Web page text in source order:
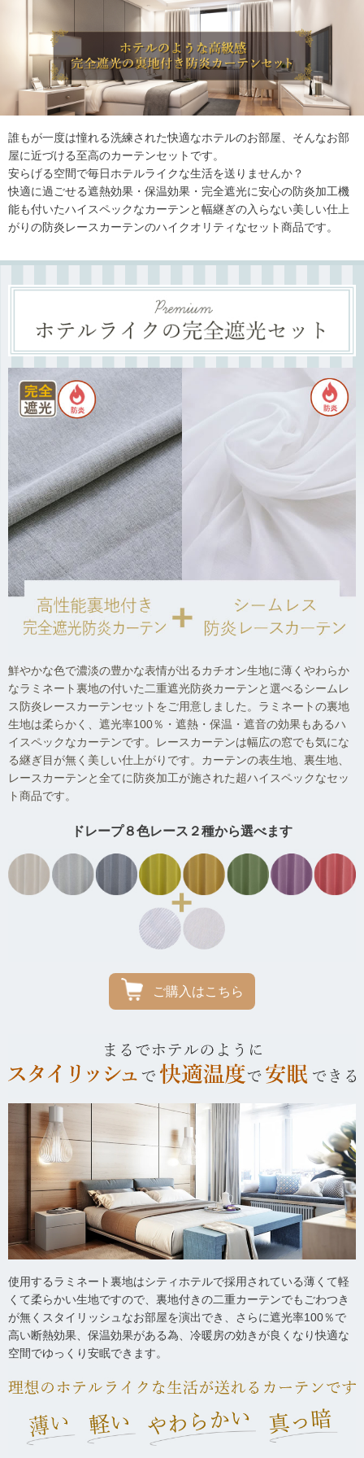
誰もが一度は憧れる洗練された快適なホテルのお部屋、そんなお部
屋に近づける至高のカーテンセットです。
安らげる空間で毎日ホテルライクな生活を送りませんか？
快適に過ごせる遮熱効果・保温効果・完全遮光に安心の防炎加工機
能も付いたハイスペックなカーテンと幅継ぎの入らない美しい仕上
がりの防炎レースカーテンのハイクオリティなセット商品です。
鮮やかな色で濃淡の豊かな表情が出るカチオン生地に薄くやわらか
なラミネート裏地の付いた二重遮光防炎カーテンと選べるシームレ
ス防炎レースカーテンセットをご用意しました。ラミネートの裏地
生地は柔らかく、遮光率100％・遮熱・保温・遮音の効果もあるハ
イスペックなカーテンです。レースカーテンは幅広の窓でも気にな
る継ぎ目が無く美しい仕上がりです。カーテンの表生地、裏生地、
レースカーテンと全てに防炎加工が施された超ハイスペックなセッ
ト商品です。
ドレープ８色レース２種から選べます
ご購入はこちら
使用するラミネート裏地はシティホテルで採用されている薄くて軽
くて柔らかい生地ですので、裏地付きの二重カーテンでもごわつき
が無くスタイリッシュなお部屋を演出でき、さらに遮光率100％で
高い断熱効果、保温効果がある為、冷暖房の効きが良くなり快適な
空間でゆっくり安眠できます。